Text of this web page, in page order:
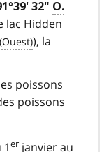
32" O.
lac Hidden
), la
poissons
poissons
er janvier au